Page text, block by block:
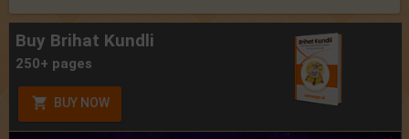
Buy Brihat Kundli
250+ pages
BUY NOW